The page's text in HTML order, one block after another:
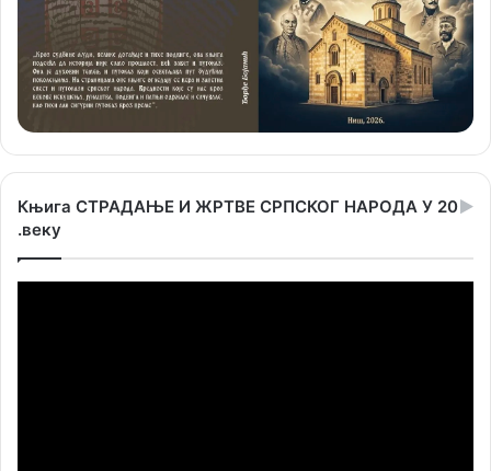
Књига СТРАДАЊЕ И ЖРТВЕ СРПСКОГ НАРОДА У 20
.веку